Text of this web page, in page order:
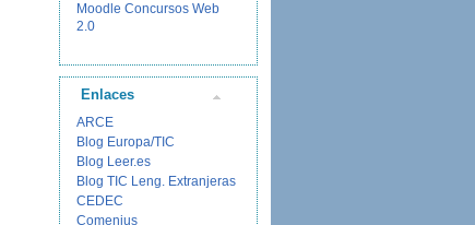
Moodle Concursos Web
2.0
Enlaces
ARCE
Blog Europa/TIC
Blog Leer.es
Blog TIC Leng. Extranjeras
CEDEC
Comenius